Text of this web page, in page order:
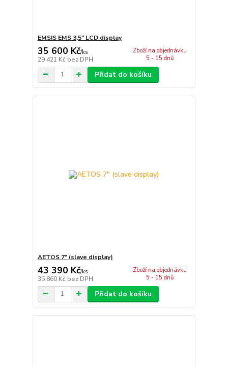
EMSIS EMS 3,5" LCD display
35 600 Kč/ks
29 421 Kč bez DPH
Zboží na objednávku
5 - 15 dnů
Přidat do košíku
AETOS 7" (slave display)
43 390 Kč/ks
35 860 Kč bez DPH
Zboží na objednávku
5 - 15 dnů
Přidat do košíku